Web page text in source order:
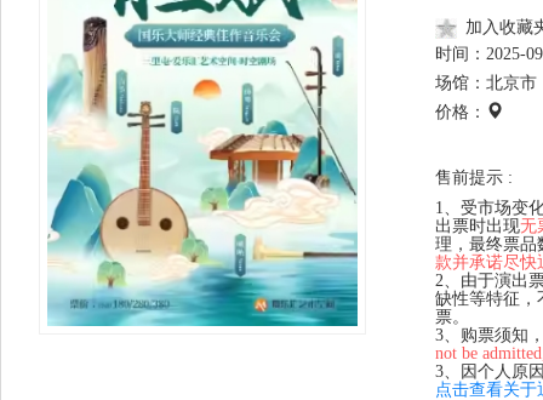
加入收藏
时间： 2025-
场馆：北京市
价格：
售前提示 :
1、受市场变
出票时出现无
理，最终票品
款并承诺尽快
2、由于演出
缺性等特征，
票。
3、购票须知
not be
3、因个人原
点击查看关于